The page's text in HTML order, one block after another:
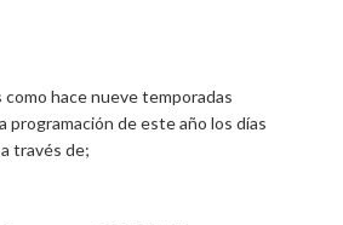
como hace nueve temporadas
programación de este año los días
través de;